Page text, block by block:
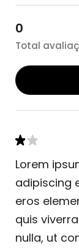
0
Total
Lorem
adipiscing
eros
quis
nulla, ut